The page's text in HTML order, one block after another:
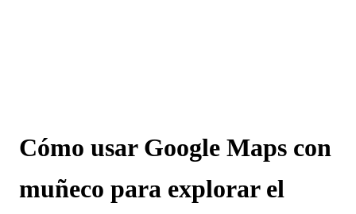
Cómo usar Google Maps con
muñeco para explorar el